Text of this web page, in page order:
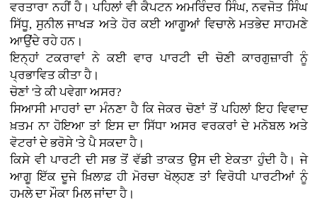
ਵਰਤਾਰਾ ਨਹੀਂ ਹੈ। ਪਹਿਲਾਂ ਵੀ ਕੈਪਟਨ ਅਮਰਿੰਦਰ ਸਿੰਘ, ਨਵਜੋਤ ਸਿੰਘ
ਸਿੱਧੂ, ਸੁਨੀਲ ਜਾਖੜ ਅਤੇ ਹੋਰ ਕਈ ਆਗੂਆਂ ਵਿਚਾਲੇ ਮਤਭੇਦ ਸਾਹਮਣੇ
ਆਉਂਦੇ ਰਹੇ ਹਨ।
ਇਨ੍ਹਾਂ ਟਕਰਾਵਾਂ ਨੇ ਕਈ ਵਾਰ ਪਾਰਟੀ ਦੀ ਚੋਣੀ ਕਾਰਗੁਜ਼ਾਰੀ ਨੂੰ
ਪ੍ਰਭਾਵਿਤ ਕੀਤਾ ਹੈ।
ਚੋਣਾਂ 'ਤੇ ਕੀ ਪਵੇਗਾ ਅਸਰ?
ਸਿਆਸੀ ਮਾਹਰਾਂ ਦਾ ਮੰਨਣਾ ਹੈ ਕਿ ਜੇਕਰ ਚੋਣਾਂ ਤੋਂ ਪਹਿਲਾਂ ਇਹ ਵਿਵਾਦ
ਖ਼ਤਮ ਨਾ ਹੋਇਆ ਤਾਂ ਇਸ ਦਾ ਸਿੱਧਾ ਅਸਰ ਵਰਕਰਾਂ ਦੇ ਮਨੋਬਲ ਅਤੇ
ਵੋਟਰਾਂ ਦੇ ਭਰੋਸੇ 'ਤੇ ਪੈ ਸਕਦਾ ਹੈ।
ਕਿਸੇ ਵੀ ਪਾਰਟੀ ਦੀ ਸਭ ਤੋਂ ਵੱਡੀ ਤਾਕਤ ਉਸ ਦੀ ਏਕਤਾ ਹੁੰਦੀ ਹੈ। ਜੇ
ਆਗੂ ਇੱਕ ਦੂਜੇ ਖ਼ਿਲਾਫ਼ ਹੀ ਮੋਰਚਾ ਖੋਲ੍ਹਣ ਤਾਂ ਵਿਰੋਧੀ ਪਾਰਟੀਆਂ ਨੂੰ
ਹਮਲੇ ਦਾ ਮੌਕਾ ਮਿਲ ਜਾਂਦਾ ਹੈ।